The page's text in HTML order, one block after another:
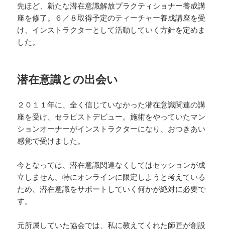
先ほど、新たな潜在意識解放プラクティショナー養成講
座を修了。６／８取得予定のティーチャー養成講座を受
け、インストラクターとして活動していく方針を定めま
した。
潜在意識との出会い
２０１１年に、全く信じていなかった潜在意識関連の講
座を受け、セラピストデビュー。施術をやっていたマン
ションオーナーがインストラクターになり、おつきあい
感覚で受けました。
今となっては、潜在意識関連なくしてはセッションが成
立しません。特にオンラインに限定しようと考えている
ため、潜在意識をサポートしていく何かが絶対に必要で
す。
元所属していた協会では、私に教えてくれた師匠が創設